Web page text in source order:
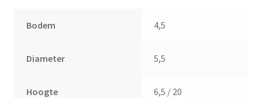
Bodem 4,5
Diameter 5,5
Hoogte 6,5 / 20